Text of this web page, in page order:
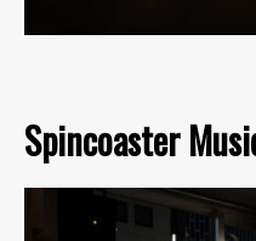
Spincoaster